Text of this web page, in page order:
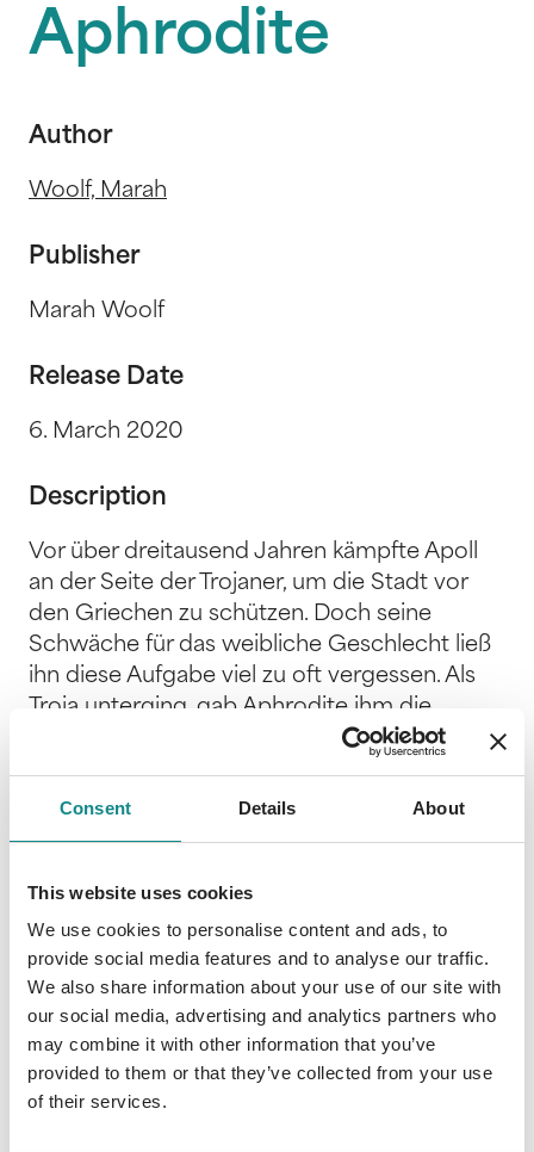
Consent Details About
This website uses cookies
We use cookies to personalise content and ads, to
provide social media features and to analyse our traffic.
We also share information about your use of our site with
our social media, advertising and analytics partners who
may combine it with other information that you’ve
provided to them or that they’ve collected from your use
of their services.
Aphrodite
Author
Woolf, Marah
Publisher
Marah Woolf
Release Date
6. March 2020
Description
Vor über dreitausend Jahren kämpfte Apoll
an der Seite der Trojaner, um die Stadt vor
den Griechen zu schützen. Doch seine
Schwäche für das weibliche Geschlecht ließ
ihn diese Aufgabe viel zu oft vergessen. Als
Troja unterging, gab Aphrodite ihm die
Schuld daran und verfluchte ihn. Nie wieder
sollte eine Frau sich in den Gott des Lichtes
verlieben. Nun hat Zeus Apoll aus Mytikas, der
ihn unterstützen, den Fluch zu brechen. Mit
Hilfe eines Tinder-Accounts, zweifelhaften
Liebesromanen und den gut gemeinten
Ratschlägen seiner Freunde versucht er ein
Mädchen zu finden, das sich trotz des Fluchs
in ihn verliebt. Ein fast aussichtsloses
Unterfangen. Und dann tauchen auch noch
uralte Feinde auf, die nicht zulassen wollen,